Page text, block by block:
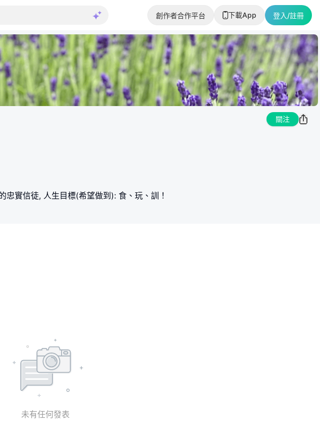
創作者合作平台 下載App 登入/註冊
關注
實信徒, 人生目標(希望做到): 食、玩、訓！
未有任何發表